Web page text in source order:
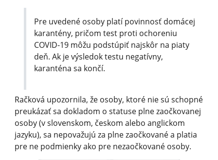
Pre uvedené osoby platí povinnosť domácej
karantény, pričom test proti ochoreniu
COVID-19 môžu podstúpiť najskôr na piaty
deň. Ak je výsledok testu negatívny,
karanténa sa končí.
Račková upozornila, že osoby, ktoré nie sú schopné
preukázať sa dokladom o statuse plne zaočkovanej
osoby (v slovenskom, českom alebo anglickom
jazyku), sa nepovažujú za plne zaočkované a platia
pre ne podmienky ako pre nezaočkované osoby.